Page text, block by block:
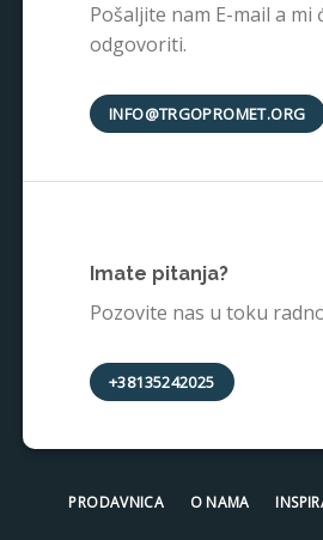
Pošaljite nam E-mail a mi
odgovoriti.
INFO@TRGOPROMET.ORG
Imate pitanja?
Pozovite nas u toku
+38135242025
PRODAVNICA O NAMA